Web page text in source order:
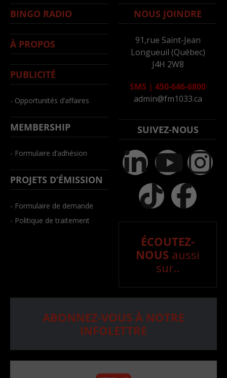
BINGO RADIO
À PROPOS
PUBLICITÉ
- Opportunités d’affaires
MEMBERSHIP
- Formulaire d’adhésion
PROJETS D’ÉMISSION
- Formulaire de demande
- Politique de traitement
NOUS JOINDRE
91,rue Saint-Jean
Longueuil (Québec)
J4H 2W8
SMS | 450-646-6800
admin@fm1033.ca
SUIVEZ-NOUS
ÉCOUTEZ-
NOUS aussi
sur..
ABONNEZ-VOUS À NOTRE
INFOLETTRE